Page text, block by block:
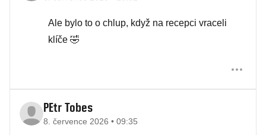
Ale bylo to o chlup, když na recepci vraceli
klíče 🤣
PEtr Tobes
8. července 2026 • 09:35